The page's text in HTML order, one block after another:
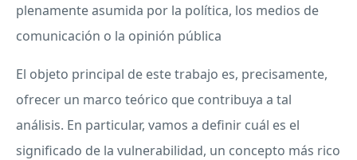
plenamente asumida por la política, los medios de
comunicación o la opinión pública
El objeto principal de este trabajo es, precisamente,
ofrecer un marco teórico que contribuya a tal
análisis. En particular, vamos a definir cuál es el
significado de la vulnerabilidad, un concepto más rico